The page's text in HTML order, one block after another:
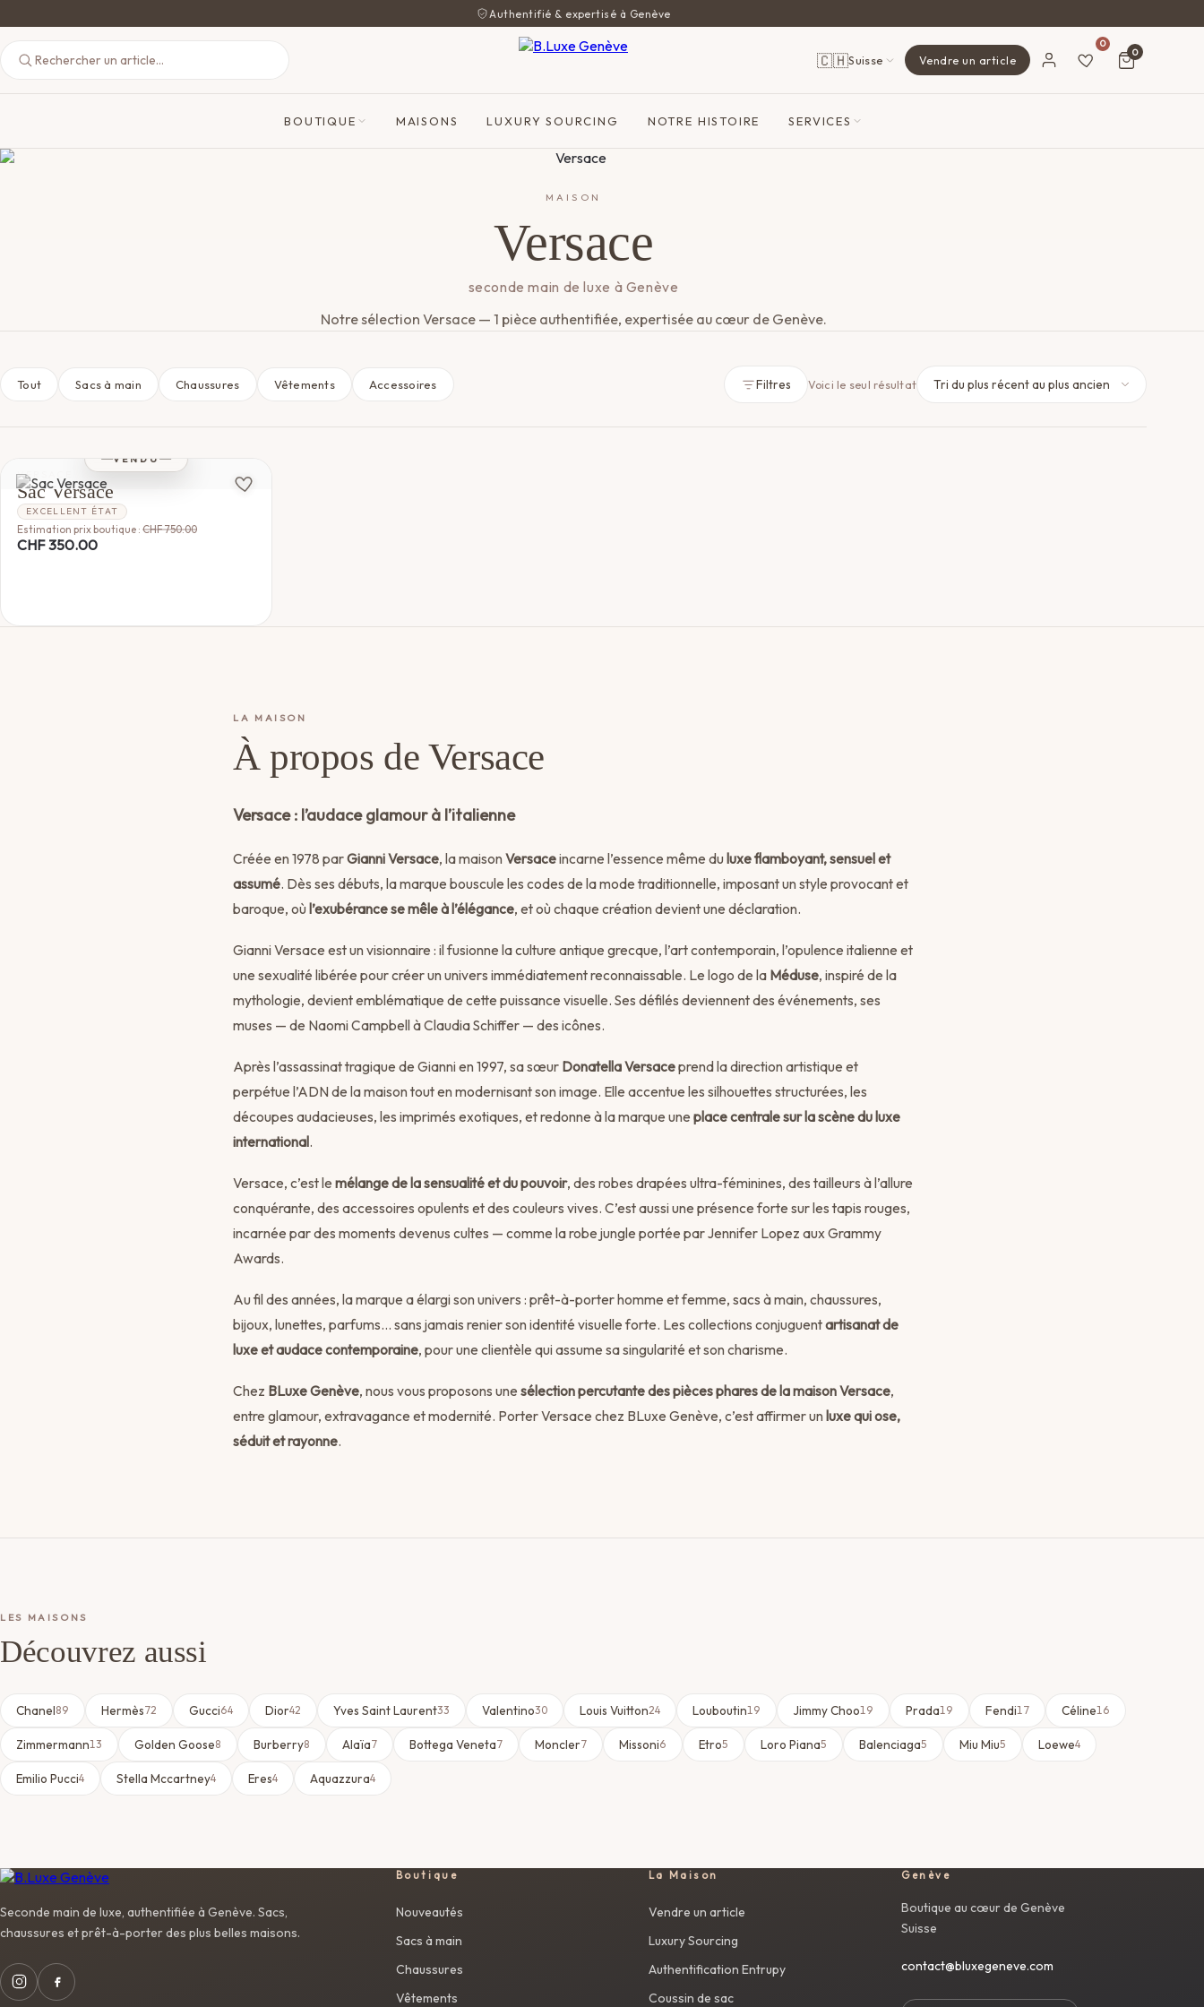
Authentifié & expertisé à Genève
🇨🇭Suisse Vendre un article
0
0
BOUTIQUE MAISONS LUXURY SOURCING NOTRE HISTOIRE SERVICES
MAISON
Versace
seconde main de luxe à Genève
Notre sélection Versace — 1 pièce authentifiée, expertisée au cœur de Genève.
Tout Sacs à main Chaussures Vêtements Accessoires Filtres Voici le seul résultat
VENDU
VERSACE
Sac Versace
EXCELLENT ÉTAT
Estimation prix boutique : CHF750.00
CHF350.00
LA MAISON
À propos de Versace
Versace : l’audace glamour à l’italienne
Créée en 1978 parGianni Versace, la maison Versaceincarne l’essence même du luxe flamboyant, sensuel et
assumé. Dès ses débuts, la marque bouscule les codes de la mode traditionnelle, imposant un style provocant et
baroque, où l’exubérance se mêle à l’élégance, et où chaque création devient une déclaration.
Gianni Versace est un visionnaire : il fusionne la culture antique grecque, l’art contemporain, l’opulence italienne et
une sexualité libérée pour créer un univers immédiatement reconnaissable. Le logo de la Méduse, inspiré de la
mythologie, devient emblématique de cette puissance visuelle. Ses défilés deviennent des événements, ses
muses — de Naomi Campbell à Claudia Schiffer — des icônes.
Après l’assassinat tragique de Gianni en 1997, sa sœur Donatella Versaceprend la direction artistique et
perpétue l’ADN de la maison tout en modernisant son image. Elle accentue les silhouettes structurées, les
découpes audacieuses, les imprimés exotiques, et redonne à la marque une place centrale sur la scène du luxe
international.
Versace, c’est le mélange de la sensualité et du pouvoir, des robes drapées ultra-féminines, des tailleurs à l’allure
conquérante, des accessoires opulents et des couleurs vives. C’est aussi une présence forte sur les tapis rouges,
incarnée par des moments devenus cultes — comme la robe jungle portée par Jennifer Lopez aux Grammy
Awards.
Au fil des années, la marque a élargi son univers : prêt-à-porter homme et femme, sacs à main, chaussures,
bijoux, lunettes, parfums… sans jamais renier son identité visuelle forte. Les collections conjuguentartisanat de
luxe et audace contemporaine, pour une clientèle qui assume sa singularité et son charisme.
Chez BLuxe Genève, nous vous proposons une sélection percutante des pièces phares de la maison Versace,
entre glamour, extravagance et modernité. Porter Versace chez BLuxe Genève, c’est affirmer un luxe qui ose,
séduit et rayonne.
LES MAISONS
Découvrez aussi
Chanel89 Hermès72 Gucci64 Dior42 Yves Saint Laurent33 Valentino30 Louis Vuitton24 Louboutin19 Jimmy Choo19 Prada19 Fendi17 Céline16
Zimmermann13 Golden Goose8 Burberry8 Alaïa7 Bottega Veneta7 Moncler7 Missoni6 Etro5 Loro Piana5 Balenciaga5 Miu Miu5 Loewe4
Emilio Pucci4 Stella Mccartney4 Eres4 Aquazzura4
Seconde main de luxe, authentifiée à Genève. Sacs,
chaussures et prêt-à-porter des plus belles maisons.
Boutique
Nouveautés
Sacs à main
Chaussures
Vêtements
La Maison
Vendre un article
Luxury Sourcing
Authentification Entrupy
Coussin de sac
Genève
Boutique au cœur de Genève
Suisse
contact@bluxegeneve.com